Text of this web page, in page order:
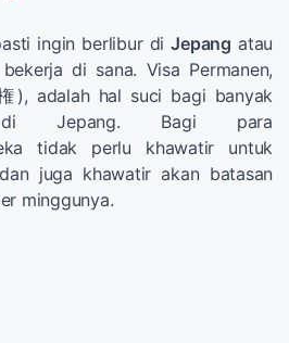
ingin berlibur diJepang atau
di sana. Visa Permanen,
adalah hal suci bagi banyak
Jepang. Bagi para
tidak perlu khawatir untuk
juga khawatir akan batasan
minggunya.